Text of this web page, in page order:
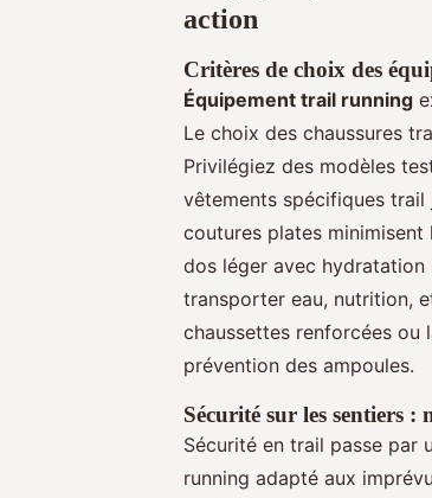
action
Critères de choix des
Équipement trail running
Le choix des chaussures
Privilégiez des modèles
vêtements spécifiques
coutures plates
dos léger avec hydratation
transporter eau, nutrition,
chaussettes renforcées
prévention des ampoules.
Sécurité sur les sentiers
Sécurité en trail passe par
running adapté aux